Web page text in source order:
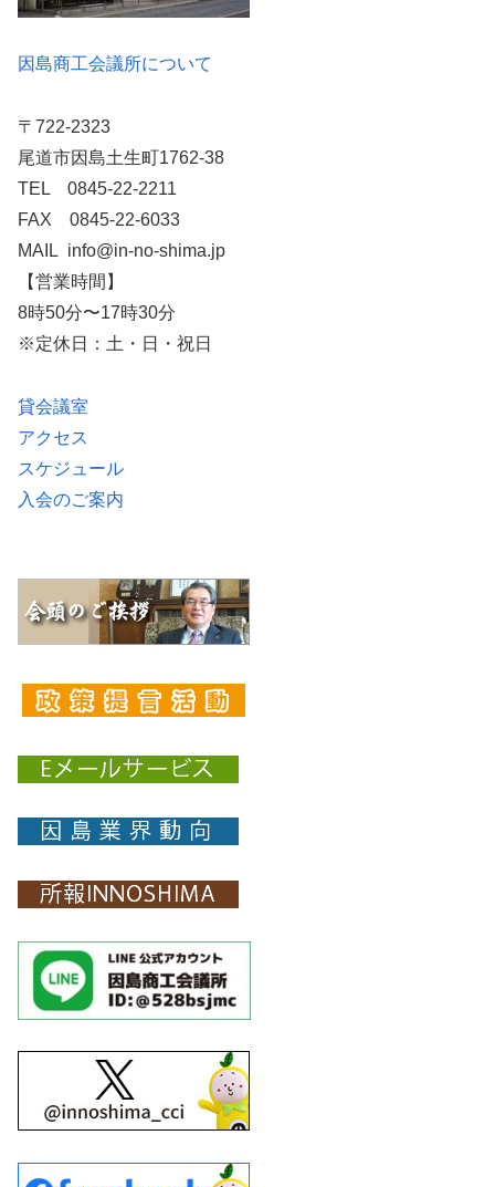
因島商工会議所について
〒722-2323
尾道市因島土生町1762-38
TEL 0845-22-2211
FAX 0845-22-6033
MAIL info@in-no-shima.jp
【営業時間】
8時50分〜17時30分
※定休日：土・日・祝日
貸会議室
アクセス
スケジュール
入会のご案内